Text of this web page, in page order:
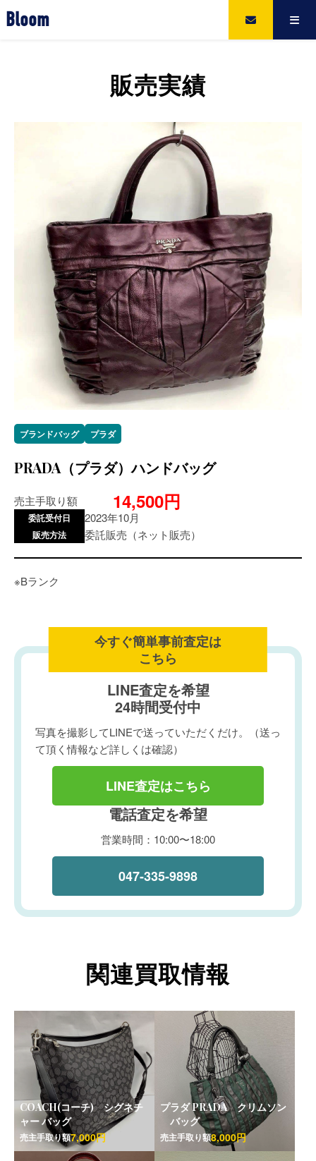
Bloom
販売実績
ブランドバッグ プラダ
PRADA（プラダ）ハンドバッグ
売主手取り額 14,500円
委託受付日 2023年10月
販売方法 委託販売（ネット販売）
※Bランク
今すぐ簡単事前査定は
こちら
LINE査定を希望
24時間受付中
写真を撮影してLINEで送っていただくだけ。（送っ
て頂く情報など詳しくは確認）
LINE査定はこちら
電話査定を希望
営業時間：10:00〜18:00
047-335-9898
関連買取情報
COACH(コーチ) シグネチ
ャー バッグ
売主手取り額7,000円
プラダ PRADA クリムソン
バッグ
売主手取り額8,000円